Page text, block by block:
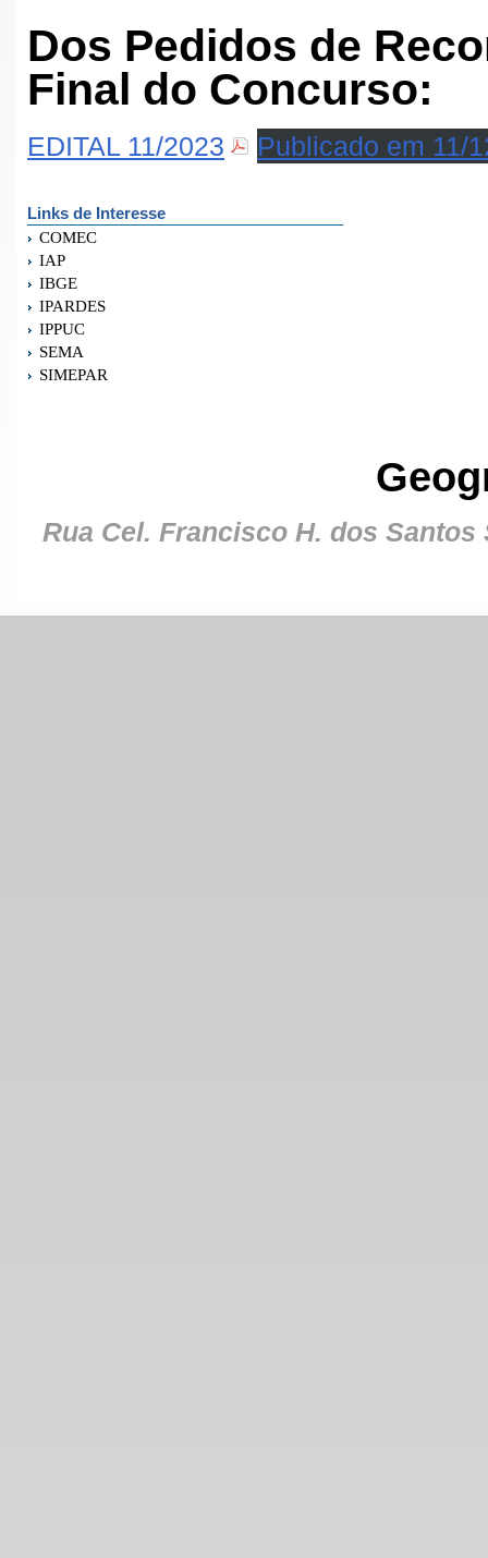
Dos Pedidos de
Final do Concurso:
EDITAL 11/2023 Publicado em 11/
Links de Interesse
COMEC
IAP
IBGE
IPARDES
IPPUC
SEMA
SIMEPAR
Rua Cel. Francisco H. dos